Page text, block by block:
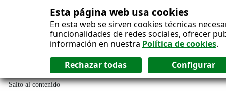
Esta página web usa cookies
En esta web se sirven cookies técnicas
funcionalidades de redes sociales, ofrecer
información en nuestra Política de cookies.
Salto al contenido